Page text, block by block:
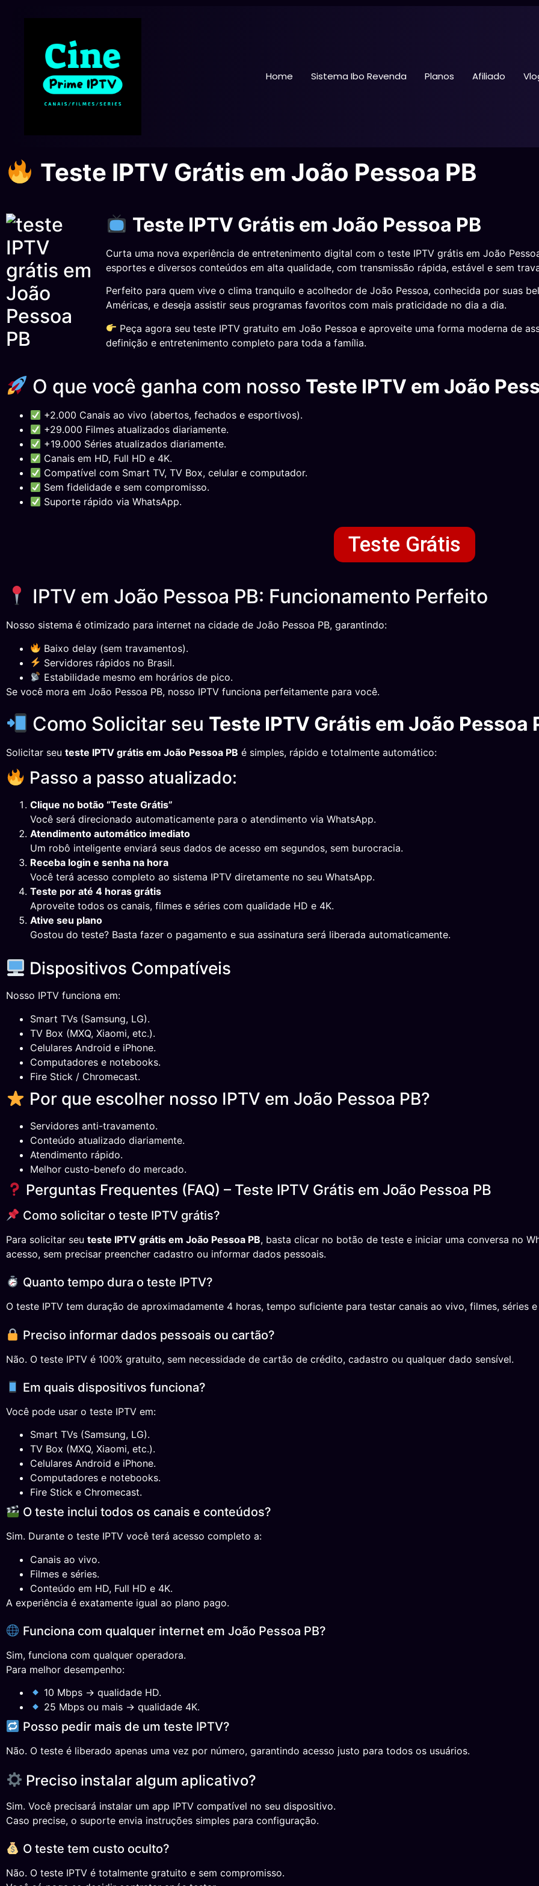
Home Sistema Ibo Revenda Planos Afiliado
Teste IPTV Grátis em João Pessoa PB
Teste IPTV Grátis em João Pessoa PB
Curta uma nova experiência de entretenimento digital com o teste IPTV grátis em João
esportes e diversos conteúdos em alta qualidade, com transmissão rápida, estável e sem
Perfeito para quem vive o clima tranquilo e acolhedor de João Pessoa, conhecida por suas
Américas, e deseja assistir seus programas favoritos com mais praticidade no dia a dia.
Peça agora seu teste IPTV gratuito em João Pessoa e aproveite uma forma moderna de
definição e entretenimento completo para toda a família.
O que você ganha com nosso Teste IPTV em João
+2.000 Canais ao vivo (abertos, fechados e esportivos).
+29.000 Filmes atualizados diariamente.
+19.000 Séries atualizados diariamente.
Canais em HD, Full HD e 4K.
Compatível com Smart TV, TV Box, celular e computador.
Sem fidelidade e sem compromisso.
Suporte rápido via WhatsApp.
Teste Grátis
IPTV em João Pessoa PB: Funcionamento Perfeito
Nosso sistema é otimizado para internet na cidade de João Pessoa PB, garantindo:
Baixo delay (sem travamentos).
Servidores rápidos no Brasil.
Estabilidade mesmo em horários de pico.
Se você mora em João Pessoa PB, nosso IPTV funciona perfeitamente para você.
Como Solicitar seu Teste IPTV Grátis em João Pessoa
Solicitar seu teste IPTV grátis em João Pessoa PB é simples, rápido e totalmente automático:
Passo a passo atualizado:
Clique no botão “Teste Grátis”
Você será direcionado automaticamente para o atendimento via WhatsApp.
Atendimento automático imediato
Um robô inteligente enviará seus dados de acesso em segundos, sem burocracia.
Receba login e senha na hora
Você terá acesso completo ao sistema IPTV diretamente no seu WhatsApp.
Teste por até 4 horas grátis
Aproveite todos os canais, filmes e séries com qualidade HD e 4K.
Ative seu plano
Gostou do teste? Basta fazer o pagamento e sua assinatura será liberada automaticamente.
Dispositivos Compatíveis
Nosso IPTV funciona em:
Smart TVs (Samsung, LG).
TV Box (MXQ, Xiaomi, etc.).
Celulares Android e iPhone.
Computadores e notebooks.
Fire Stick / Chromecast.
Por que escolher nosso IPTV em João Pessoa PB?
Servidores anti-travamento.
Conteúdo atualizado diariamente.
Atendimento rápido.
Melhor custo-benefo do mercado.
Perguntas Frequentes (FAQ) – Teste IPTV Grátis em João Pessoa PB
Como solicitar o teste IPTV grátis?
Para solicitar seu teste IPTV grátis em João Pessoa PB, basta clicar no botão de teste e iniciar uma conversa no
acesso, sem precisar preencher cadastro ou informar dados pessoais.
Quanto tempo dura o teste IPTV?
O teste IPTV tem duração de aproximadamente 4 horas, tempo suficiente para testar canais ao vivo, filmes, séries
Preciso informar dados pessoais ou cartão?
Não. O teste IPTV é 100% gratuito, sem necessidade de cartão de crédito, cadastro ou qualquer dado sensível.
Em quais dispositivos funciona?
Você pode usar o teste IPTV em:
Smart TVs (Samsung, LG).
TV Box (MXQ, Xiaomi, etc.).
Celulares Android e iPhone.
Computadores e notebooks.
Fire Stick e Chromecast.
O teste inclui todos os canais e conteúdos?
Sim. Durante o teste IPTV você terá acesso completo a:
Canais ao vivo.
Filmes e séries.
Conteúdo em HD, Full HD e 4K.
A experiência é exatamente igual ao plano pago.
Funciona com qualquer internet em João Pessoa PB?
Sim, funciona com qualquer operadora.
Para melhor desempenho:
10 Mbps → qualidade HD.
25 Mbps ou mais → qualidade 4K.
Posso pedir mais de um teste IPTV?
Não. O teste é liberado apenas uma vez por número, garantindo acesso justo para todos os usuários.
Preciso instalar algum aplicativo?
Sim. Você precisará instalar um app IPTV compatível no seu dispositivo.
Caso precise, o suporte envia instruções simples para configuração.
O teste tem custo oculto?
Não. O teste IPTV é totalmente gratuito e sem compromisso.